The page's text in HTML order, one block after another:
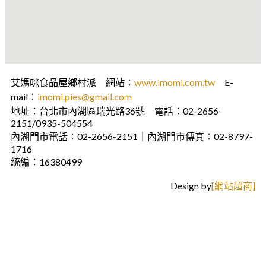
艾媽咪食品屋鄉村派 網站： www.imomi.com.tw E-
mail： imomi.pies@gmail.com
地址：台北市內湖區瑞光路36號 電話：02-2656-
2151/0935-504554
內湖門市電話：02-2656-2151｜內湖門市傳真：02-8797-
1716
統編：16380499
Design by[網站超商]